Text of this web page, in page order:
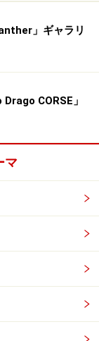
」ギャラリ
CORSE」
マ